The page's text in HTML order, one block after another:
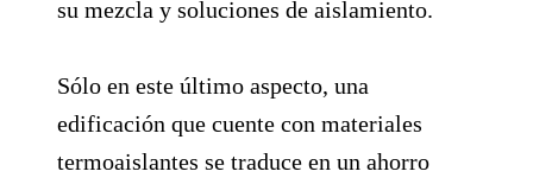
su mezcla y soluciones de aislamiento.
Sólo en este último aspecto, una
edificación que cuente con materiales
termoaislantes se traduce en un ahorro